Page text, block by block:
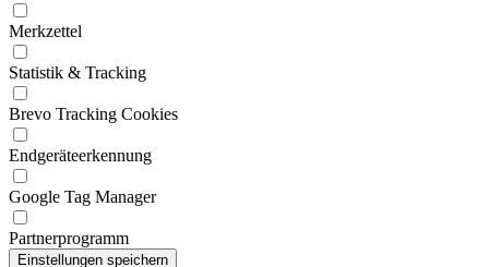
Merkzettel
Statistik & Tracking
Brevo Tracking Cookies
Endgeräteerkennung
Google Tag Manager
Partnerprogramm